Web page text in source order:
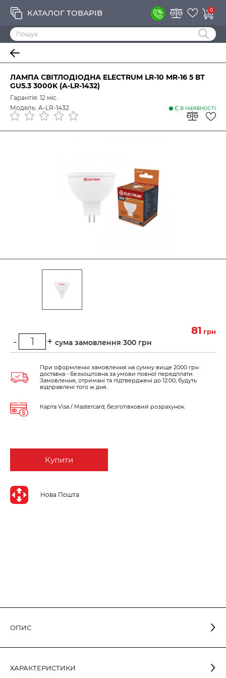
КАТАЛОГ ТОВАРІВ 0
ЛАМПА СВІТЛОДІОДНА ELECTRUM LR-10 MR-16 5 ВТ
GU5.3 3000K (A-LR-1432)
ОПИС
ХАРАКТЕРИСТИКИ
Гарантія: 12 міс.
Модель: A-LR-1432
Є в наявності
81 грн
Мінімальна сума замовлення 300 грн
- +
Купити
Нова Пошта
При оформленні замовлення на сумму вище 2000 грн
доставка - безкоштовна за умови повної передплати.
Замовлення, отримані та підтверджені до 12:00, будуть
відправлені того ж дня.
Карта Visa / Mastercard, безготівковий розрахунок.